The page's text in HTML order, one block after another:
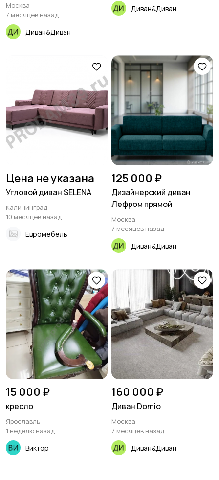
Москва
7 месяцев назад
Диван&Диван
Диван&Диван
Цена не указана
Угловой диван SELENA
Калининград
10 месяцев назад
Евромебель
125 000 ₽
Дизайнерский диван
Лефром прямой
Москва
7 месяцев назад
Диван&Диван
15 000 ₽
кресло
Ярославль
1 неделю назад
Виктор
160 000 ₽
Диван Domio
Москва
7 месяцев назад
Диван&Диван